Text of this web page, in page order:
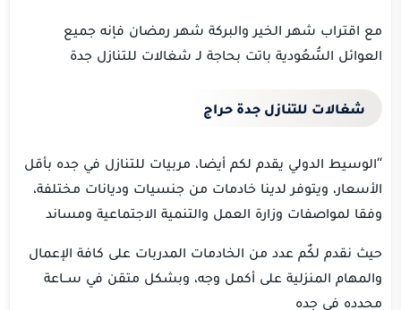
مع اقتراب شهر الخير والبركة شهر رمضان فإنه جميع
العوائل السُّعُودية باتت بحاجة لـ شغالات للتنازل جدة
شغالات للتنازل جدة حراج
“الوسيط الدولي يقدم لكم أيضا، مربيات للتنازل في جده بأقل
الأسعار، ويتوفر لدينا خادمات من جنسيات وديانات مختلفة،
وفقا لمواصفات وزارة العمل والتنمية الاجتماعية ومساند
حيث نقدم لكٌم عدد من الخادمات المدربات على كافة الإعمال
والمهام المنزلية على أكمل وجه، وبشكل متقن في ســاعة
محدده في جده